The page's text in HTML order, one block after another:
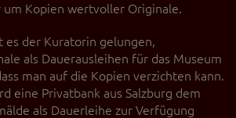
um Kopien wertvoller Originale.
es der Kuratorin gelungen,
als Dauerausleihen für das Museum
man auf die Kopien verzichten kann.
eine Privatbank aus Salzburg dem
als Dauerleihe zur Verfügung